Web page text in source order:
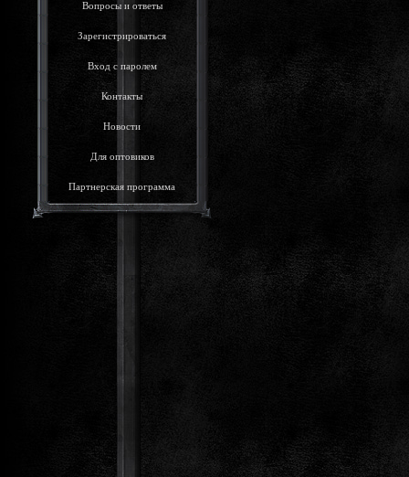
Вопросы и ответы
Зарегистрироваться
Вход с паролем
Контакты
Новости
Для оптовиков
Партнерская программа